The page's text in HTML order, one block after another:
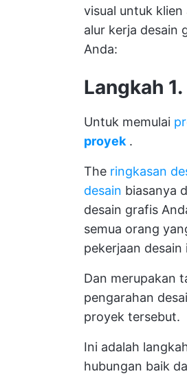
visual untuk
alur kerja desain
Anda:
Langkah
Untuk memulai
proyek.
The ringkasan
desain biasanya
desain grafis
semua orang
pekerjaan desain
Dan merupakan
pengarahan
proyek tersebut.
Ini adalah
hubungan baik